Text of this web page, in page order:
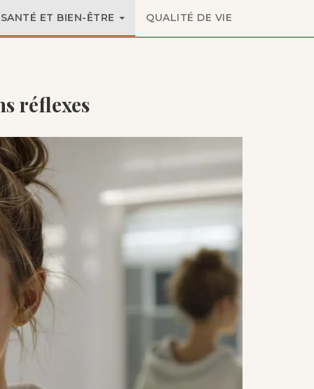
SANTÉ ET BIEN-ÊTRE QUALITÉ DE VIE
réflexes